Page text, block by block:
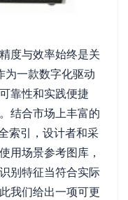
度与效率始终是关
一款数字化驱动
靠性和实践便捷
结合市场上丰富的
索引，设计者和采
用场景参考图库，
别特征当符合实际
我们给出一项可更